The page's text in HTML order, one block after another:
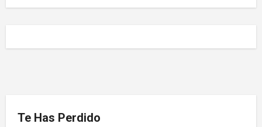
Te Has Perdido